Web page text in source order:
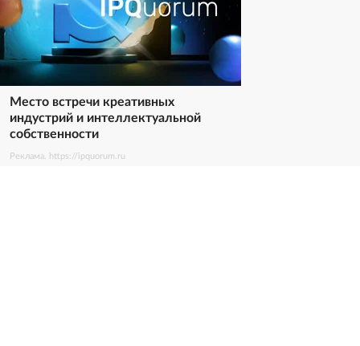
Место встречи креативных
индустрий и интеллектуальной
собственности
Реклама. https://ipquorum.ru